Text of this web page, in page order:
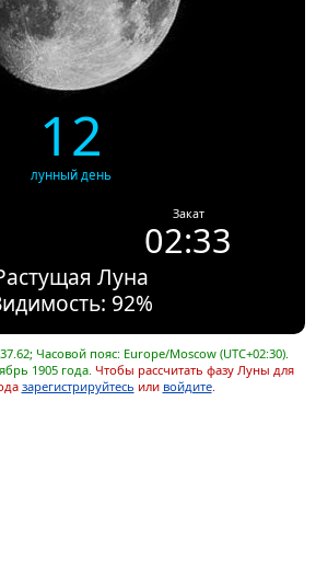
12
лунный день
Закат
02:33
Луна
92%
Часовой пояс: Europe/Moscow (UTC+02:30).
1905 года. Чтобы рассчитать фазу Луны для
зарегистрируйтесь или войдите.